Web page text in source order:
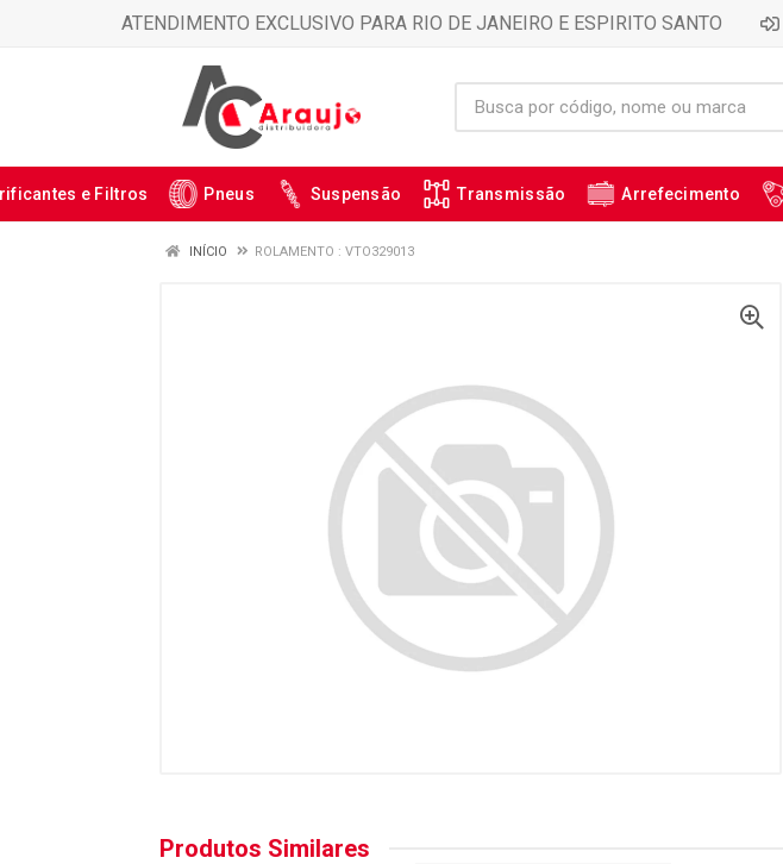
ATENDIMENTO EXCLUSIVO PARA RIO DE JANEIRO E ESPIRITO SANTO
e Filtros Pneus Suspensão Transmissão Arrefecimento
INÍCIO ROLAMENTO : VTO329013
Produtos Similares